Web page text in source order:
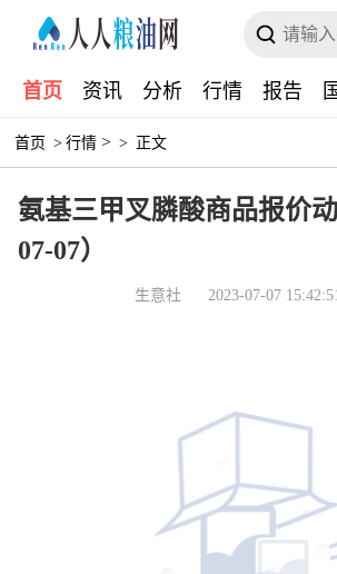
首页 资讯 分析 行情 报告
首页 > 行情 > > 正文
氨基三甲叉膦酸商品报价
07-07）
生意社 2023-07-07